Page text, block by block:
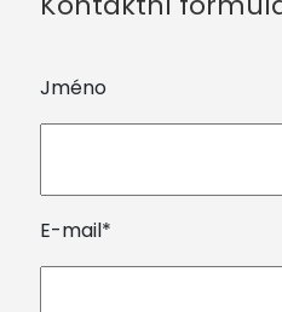
Jméno
E-mail*